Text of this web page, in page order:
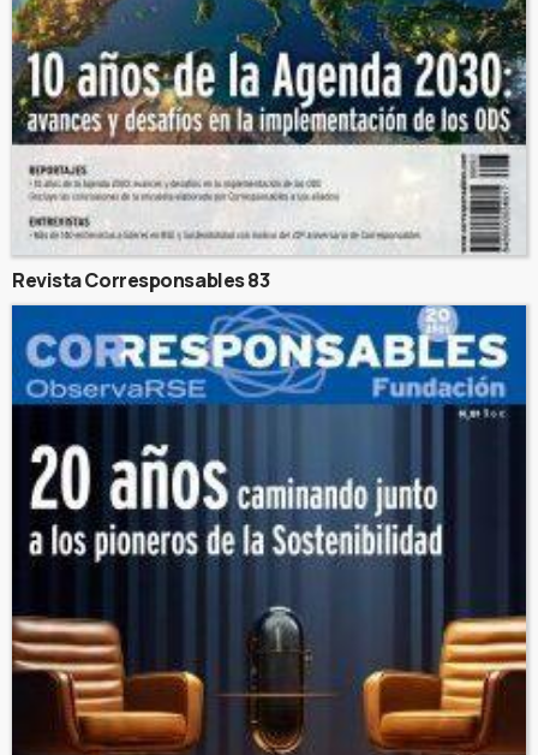
Revista Corresponsables 83